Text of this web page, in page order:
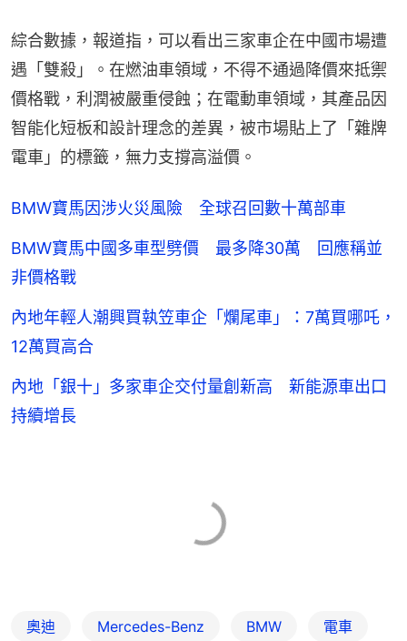
綜合數據，報道指，可以看出三家車企在中國市場遭
遇「雙殺」。在燃油車領域，不得不通過降價來抵禦
價格戰，利潤被嚴重侵蝕；在電動車領域，其產品因
智能化短板和設計理念的差異，被市場貼上了「雜牌
電車」的標籤，無力支撐高溢價。
BMW寶馬因涉火災風險 全球召回數十萬部車
BMW寶馬中國多車型劈價 最多降30萬 回應稱並
非價格戰
內地年輕人潮興買執笠車企「爛尾車」：7萬買哪吒，
12萬買高合
內地「銀十」多家車企交付量創新高 新能源車出口
持續增長
奧迪 Mercedes-Benz BMW 電車